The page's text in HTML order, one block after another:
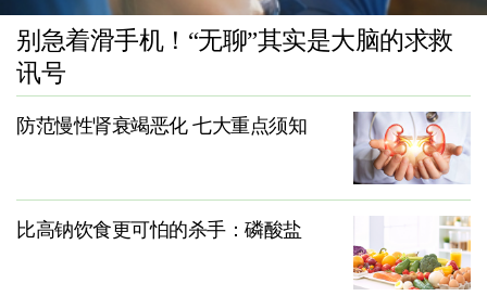
别急着滑手机！“无聊”其实是大脑的求救
讯号
防范慢性肾衰竭恶化 七大重点须知
比高钠饮食更可怕的杀手：磷酸盐